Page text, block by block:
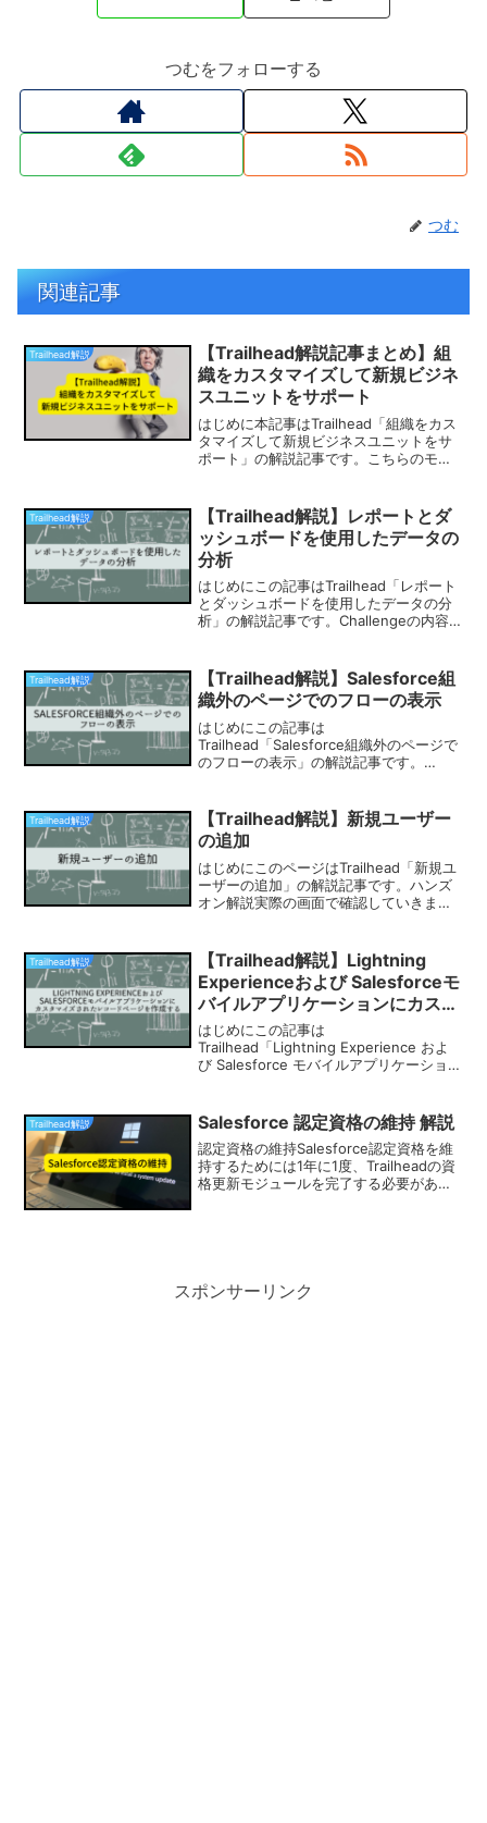
つむをフォローする
つむ
関連記事
Trailhead解説
【Trailhead解説記事まとめ】組
織をカスタマイズして新規ビジネ
スユニットをサポート
はじめに本記事はTrailhead「組織をカス
タマイズして新規ビジネスユニットをサ
ポート」の解説記事です。こちらのモジ
っております。獲得可能ポイントは500
ポイン...
Trailhead解説
【Trailhead解説】レポートとダ
ッシュボードを使用したデータの
分析
はじめにこの記事はTrailhead「レポート
とダッシュボードを使用したデータの分
析」の解説記事です。Challengeの内容
能。解答：C⇒ダッシュボードにはスナ
ッ...
Trailhead解説
【Trailhead解説】Salesforce組
織外のページでのフローの表示
はじめにこの記事は
Trailhead「Salesforce組織外のページで
のフローの表示」の解説記事です。
組織外にフローを追加する理由として
は、Sa...
Trailhead解説
【Trailhead解説】新規ユーザー
の追加
はじめにこのページはTrailhead「新規ユ
ーザーの追加」の解説記事です。ハンズ
オン解説実際の画面で確認していきまし
た。ユーザ作成1. クイック検索 ＞ ユーザ
ー ＞...
Trailhead解説
【Trailhead解説】Lightning
Experienceおよび Salesforceモ
バイルアプリケーションにカスタ
マイズされたレコードページを作
成する
はじめにこの記事は
Trailhead「Lightning Experience およ
び Salesforce モバイルアプリケーション
の内容原文は以下の通り。要約すると...
Trailhead解説 Salesforce 認定資格の維持 解説
認定資格の維持Salesforce認定資格を維
持するためには1年に1度、Trailheadの資
格更新モジュールを完了する必要があり
スポンサーリンク